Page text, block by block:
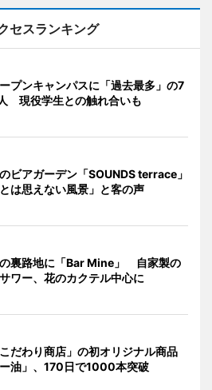
セスランキング
プンキャンパスに「過去最多」の7
現役学生との触れ合いも
ビアガーデン「SOUNDS terrace」
は思えない風景」と客の声
裏路地に「Bar Mine」 自家製の
ワー、花のカクテル中心に
だわり商店」の初オリジナル商品
ー油」、170日で1000本突破